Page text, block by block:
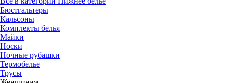
Бюстгальтеры
Кальсоны
Комплекты белья
Майки
Носки
Ночные рубашки
Термобелье
Трусы